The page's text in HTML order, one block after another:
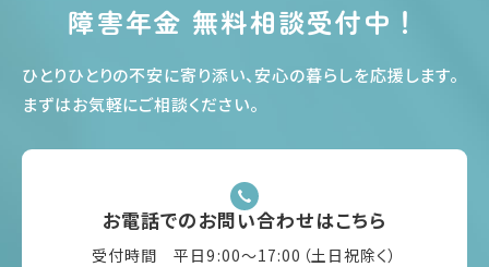
障害年金 無料相談受付中！
ひとりひとりの不安に寄り添い、安心の暮らしを応援します。
まずはお気軽にご相談ください。
お電話でのお問い合わせはこちら
受付時間 平日9:00〜17:00（土日祝除く）